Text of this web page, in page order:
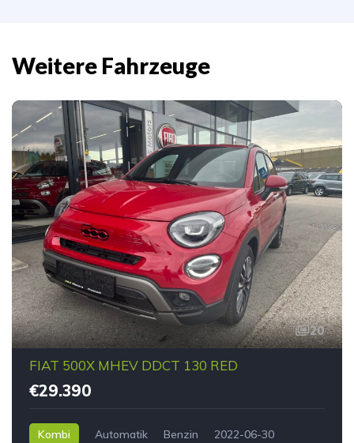
Weitere Fahrzeuge
20
FIAT 500X MHEV DDCT 130 RED
€29.390
Kombi Automatik Benzin
2022-06-30